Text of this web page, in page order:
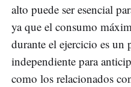
alto puede ser esencial
ya que el consumo
durante el ejercicio es un
independiente para
como los relacionados